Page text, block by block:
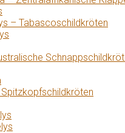
– Tabascoschildkröten